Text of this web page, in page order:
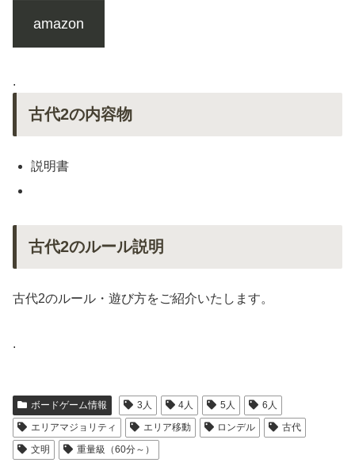
amazon
.
古代2の内容物
説明書
古代2のルール説明
古代2のルール・遊び方をご紹介いたします。
.
ボードゲーム情報 3人 4人 5人
6人
エリアマジョリティ
エリア移動 ロンデル
古代
文明
重量級（60分～）